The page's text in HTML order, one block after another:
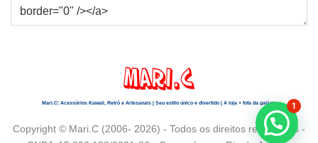
Mari.C: Acessórios Kawaii, Retrô e Artesanais | Seu estilo único e divertido | A loja + fofa da galáxia
Copyright © Mari.C (2006- 2026) - Todos os direitos reservados -
1